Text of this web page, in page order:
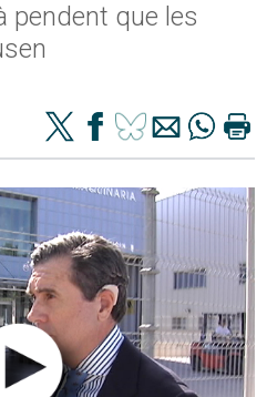
pendent que les